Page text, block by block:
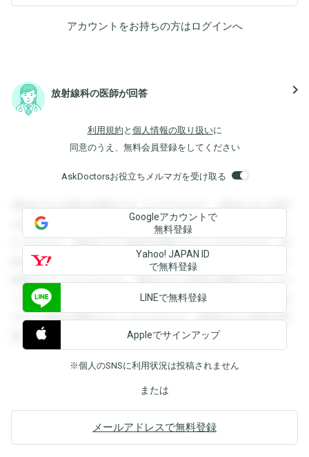
アカウントをお持ちの方はログインへ
放射線科の医師が回答 navigate_next
利用規約 と 個人情報の取り扱いに
同意のうえ、無料会員登録をしてください
AskDoctorsお役立ちメルマガを受け取る
登録すると回答を閲覧することができます。登録すると回答
を閲覧することができます。登録すると回答を閲覧すること
ができます。登録すると回答を閲覧することができます。登
録すると回答を閲覧することができます。登録すると回答を
閲覧することができます。登録すると回答を閲覧することが
できます。登録すると回答を閲覧することができます。登録
すると回答を閲覧することができます。登録すると回答を閲
覧することができます。
Googleアカウントで
無料登録
Yahoo! JAPAN ID
で無料登録
LINEで無料登録
Appleでサインアップ
※個人のSNSに利用状況は投稿されません
または
メールアドレスで無料登録